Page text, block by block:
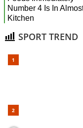
SPORT TREND